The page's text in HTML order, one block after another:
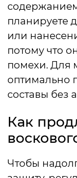
планируете
или
потому что
помехи. Для
оптимально
составы без
Как
Чтобы